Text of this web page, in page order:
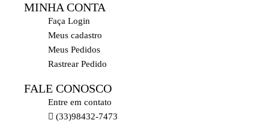
MINHA CONTA
Faça Login
Meus cadastro
Meus Pedidos
Rastrear Pedido
FALE CONOSCO
Entre em contato
(33)98432-7473